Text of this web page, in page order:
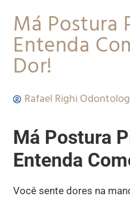
Má Postura
Entenda
Dor!
Rafael Righi
Má Postura
Entenda
Você sente dores na